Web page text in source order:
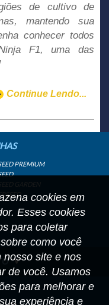
de cultivo de
mantendo sua
conhecer todos
F1, uma das
Continue Lendo...
cookies em
Esses cookies
para coletar
como você
nosso site e nos
de você. Usamos
para melhorar e
experiência e
PREMIUM
GARDEN